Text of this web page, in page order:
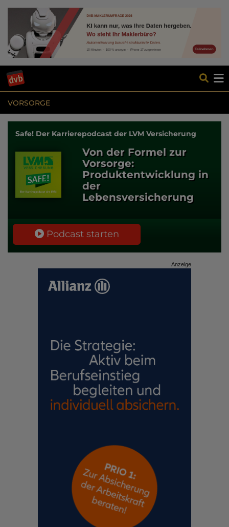
VORSORGE
Safe! Der Karrierepodcast der LVM Versicherung
Von der Formel zur
Vorsorge:
Produktentwicklung in
der
Lebensversicherung
Podcast starten
Anzeige